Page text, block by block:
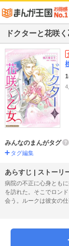
ドクターと花咲
4
みんなのまんがタグ
タグ編集
あらすじ | ストーリ
病院の不正に心身とも
を訪れた。そこでロン
会う。ルークは彼女の
る。次第に心が通じ合